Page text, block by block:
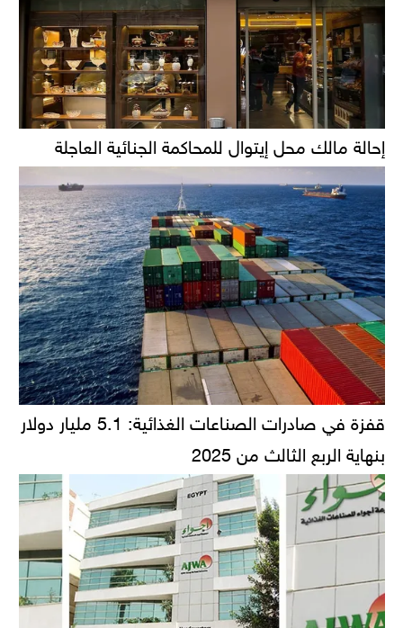
إحالة مالك محل إيتوال للمحاكمة الجنائية العاجلة
قفزة في صادرات الصناعات الغذائية: 5.1 مليار دولار
بنهاية الربع الثالث من 2025